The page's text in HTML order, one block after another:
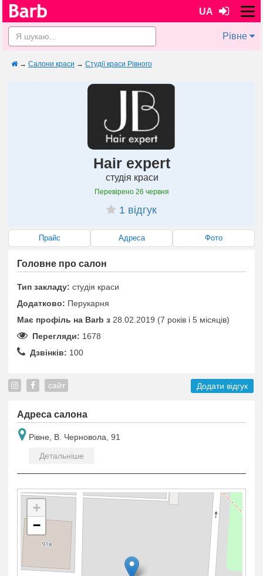
UA
Рівне
→ Салони краси → Студії краси Рівного
Hair expert
студія краси
Перевірено 26 червня
1 відгук
Прайс Адреса Фото
Головне про салон
Тип закладу: студія краси
Додатково: Перукарня
Має профіль на Barb з 28.02.2019 (7 років i 5 місяців)
Перегляди: 1678
Дзвінків: 100
сайт Додати відгук
Адреса салона
Рівне, В. Черновола, 91
Детальніше
+
−